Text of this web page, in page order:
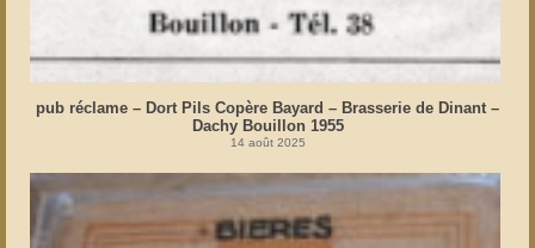
pub réclame – Dort Pils Copère Bayard – Brasserie de Dinant –
Dachy Bouillon 1955
14 août 2025